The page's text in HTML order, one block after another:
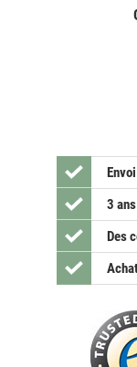
3 ans
Des